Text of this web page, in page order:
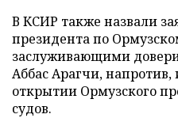
В КСИР также назвали
президента по
заслуживающими
Аббас Арагчи,
открытии Ормузского
судов.